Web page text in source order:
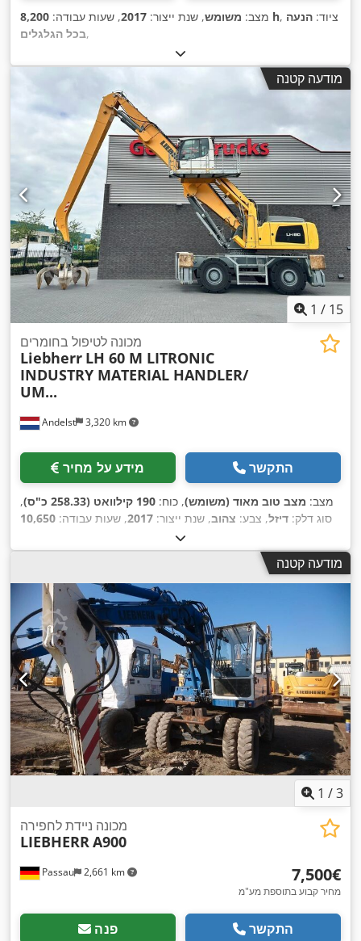
מצב: משומש, שנת ייצור: 2017, שעות עבודה: 8,200 h , ציוד: הנעה
בכל הגלגלים,
מודעה קטנה
1 / 15
Andelst 3,320 km
מכונה לטיפול בחומרים
Liebherr LH 60 M LITRONIC
INDUSTRY MATERIAL HANDLER/
UM...
מידע על מחיר התקשר
מצב: מצב טוב מאוד (משומש), כוח: 190 קילוואט (258.33 כ"ס)
,
סוג דלק: דיזל, צבע: צהוב, שנת ייצור: 2017, שעות עבודה: 10,650
מודעה קטנה
1 /3
Passau 2,661 km
מכונה ניידת לחפירה
LIEBHERRA900
‏7,500 ‏€
מחיר קבוע בתוספת מע"מ
פנה התקשר